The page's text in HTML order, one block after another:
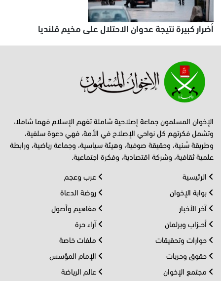
أضرار كبيرة نتيجة عدوان الاحتلال على مخيم قلنديا
الإخوان المسلمون جماعة إصلاحية شاملة تفهم الإسلام فهما شاملا،
وتشمل فكرتهم كل نواحي الإصلاح في الأمة، فهي دعوة سلفية،
وطريقة سُنية، وحقيقة صوفية، وهيئة سياسية، وجماعة رياضية، ورابطة
علمية ثقافية، وشركة اقتصادية، وفكرة اجتماعية.
الرئيسية
بوابة الإخوان
آخر الأخبار
أحــزاب وبرلمان
حوارات وتحقيقات
حقوق وحريات
مجتمع الإخوان
عرب وعجم
روضة الدعاة
مفاهيم وأصول
آراء حرة
ملفات خاصة
الإمام المؤسس
عالم الرياضة